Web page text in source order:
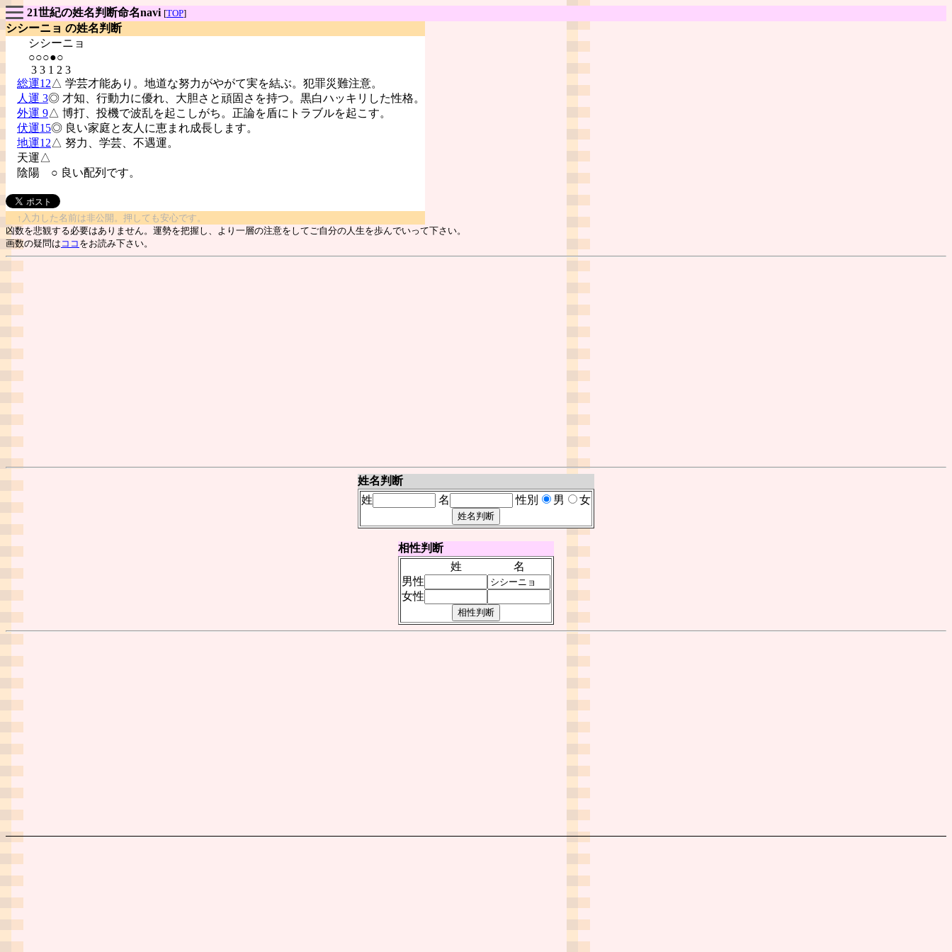
21世紀の姓名判断命名navi [TOP]
シシーニョ の姓名判断
シシーニョ
○○○●○
3 3 1 2 3
総運12△ 学芸才能あり。地道な努力がやがて実を結ぶ。犯罪災難注意。
人運 3◎ 才知、行動力に優れ、大胆さと頑固さを持つ。黒白ハッキリした性格。
外運 9△ 博打、投機で波乱を起こしがち。正論を盾にトラブルを起こす。
伏運15◎ 良い家庭と友人に恵まれ成長します。
地運12△ 努力、学芸、不遇運。
天運△
陰陽 ○ 良い配列です。
↑入力した名前は非公開。押しても安心です。
凶数を悲観する必要はありません。運勢を把握し、より一層の注意をしてご自分の人生を歩んでいって下さい。
画数の疑問は ココ をお読み下さい。
姓名判断
姓
名 性別 男 女
相性判断
姓
名
男性
女性